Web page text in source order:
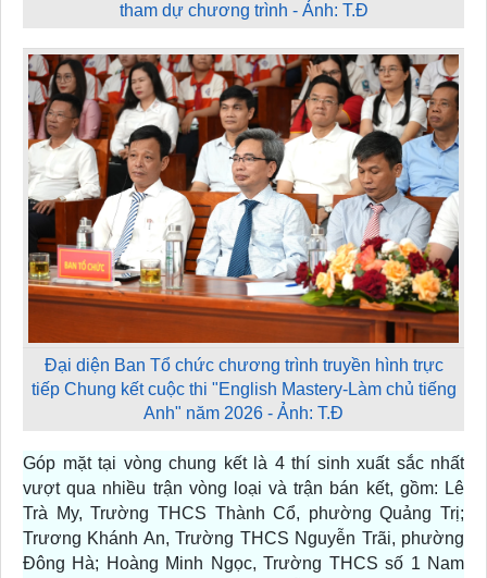
tham dự chương trình - Ảnh: T.Đ
Đại diện Ban Tổ chức chương trình truyền hình trực
tiếp Chung kết cuộc thi "English Mastery-Làm chủ tiếng
Anh" năm 2026 - Ảnh: T.Đ
Góp mặt tại vòng chung kết là 4 thí sinh xuất sắc nhất
vượt qua nhiều trận vòng loại và trận bán kết, gồm: Lê
Trà My, Trường THCS Thành Cổ, phường Quảng Trị;
Trương Khánh An, Trường THCS Nguyễn Trãi, phường
Đông Hà; Hoàng Minh Ngọc, Trường THCS số 1 Nam